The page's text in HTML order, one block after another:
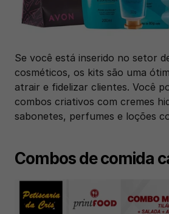
Se você está inserido no setor
cosméticos, os kits são uma
atrair e fidelizar clientes. Você
combos criativos com cremes
sabonetes, perfumes e loções
Combos de comida